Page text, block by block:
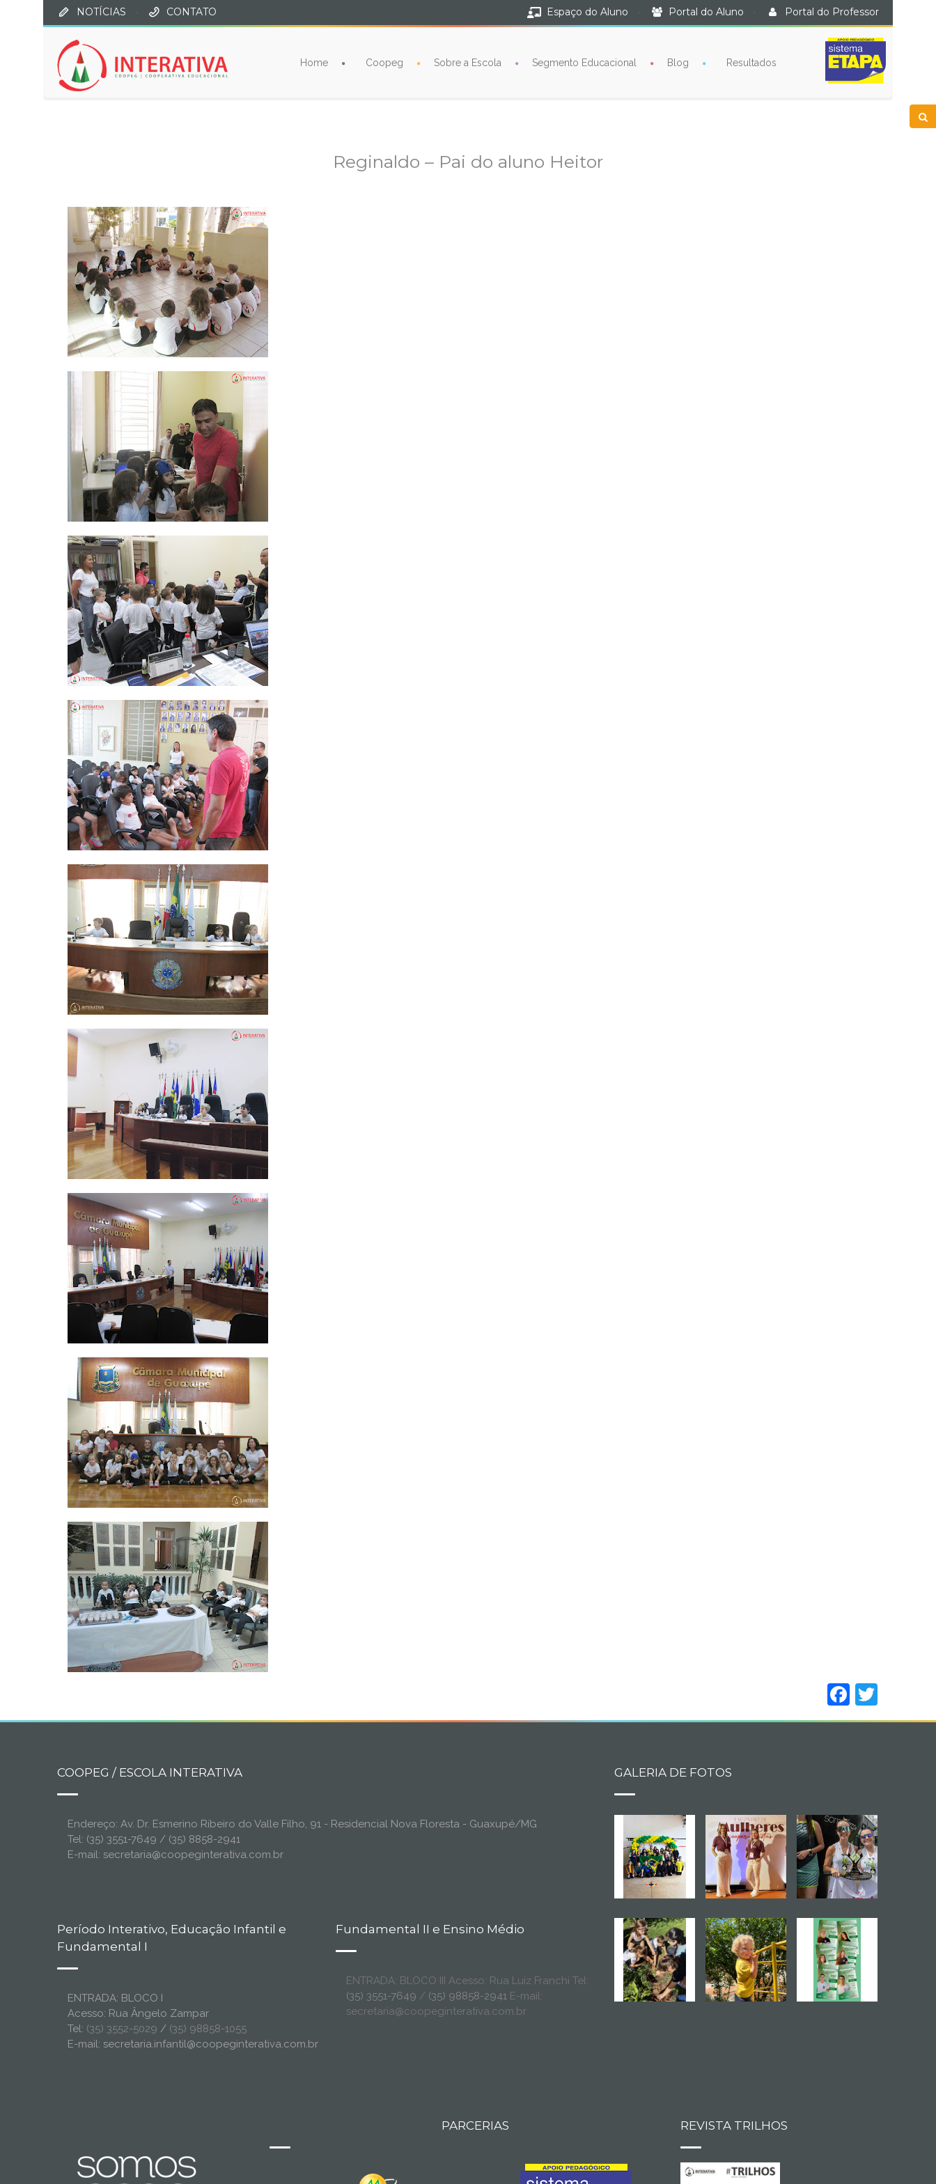
NOTÍCIAS · CONTATO Espaço do Aluno · Portal do Aluno · Portal do Professor
Home Coopeg Sobre a Escola Segmento Educacional Blog Resultados
Reginaldo – Pai do aluno Heitor
COOPEG / ESCOLA INTERATIVA
Endereço: Av. Dr. Esmerino Ribeiro do Valle Filho, 91 - Residencial Nova Floresta - Guaxupé/MG
Tel: (35) 3551-7649 / (35) 8858-2941
E-mail: secretaria@coopeginterativa.com.br
Período Interativo, Educação Infantil e
Fundamental I
ENTRADA: BLOCO I
Acesso: Rua Ângelo Zampar
Tel: (35) 3552-5029 / (35) 98858-1055
E-mail: secretaria.infantil@coopeginterativa.com.br
Fundamental II e Ensino Médio
ENTRADA: BLOCO III Acesso: Rua Luiz Franchi Tel:
(35) 3551-7649 / (35) 98858-2941E-mail:
secretaria@coopeginterativa.com.br
GALERIA DE FOTOS
PARCERIAS REVISTA TRILHOS